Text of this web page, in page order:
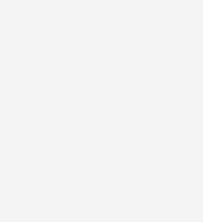
von etwa fünf Minuten
mit einer Druckmessung nur
austritt und nicht, ob alle
sind, ist eine
vor dem Gaseinlassen
und Entlüften der
geprüften Verbindungsstellen
zählen die Verschraubungen